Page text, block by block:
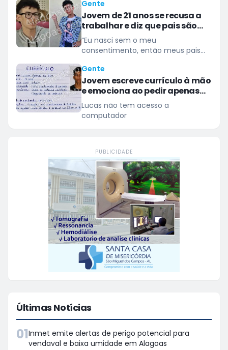
muitas histórias marcadas pelo
bom humor
Gente
Jovem de 21 anos se recusa a
trabalhar e diz que pais são
obrigados a sustentá-lo
“Eu nasci sem o meu
consentimento, então meus pais
Gente
Jovem escreve currículo à mão
e emociona ao pedir apenas
uma oportunidade de
trabalho
Lucas não tem acesso a
computador
PUBLICIDADE
Últimas Notícias
01Inmet emite alertas de perigo potencial para
vendaval e baixa umidade em Alagoas